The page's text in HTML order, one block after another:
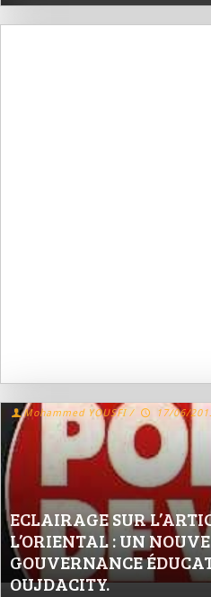
ECLAIRAGE SUR
L’ORIENTAL : UN
GOUVERNANCE
OUJDACITY.
Mohammed YOUSFI / 17/06/